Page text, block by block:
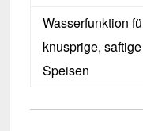
Wasserfunktion
knusprige, saftige
Speisen